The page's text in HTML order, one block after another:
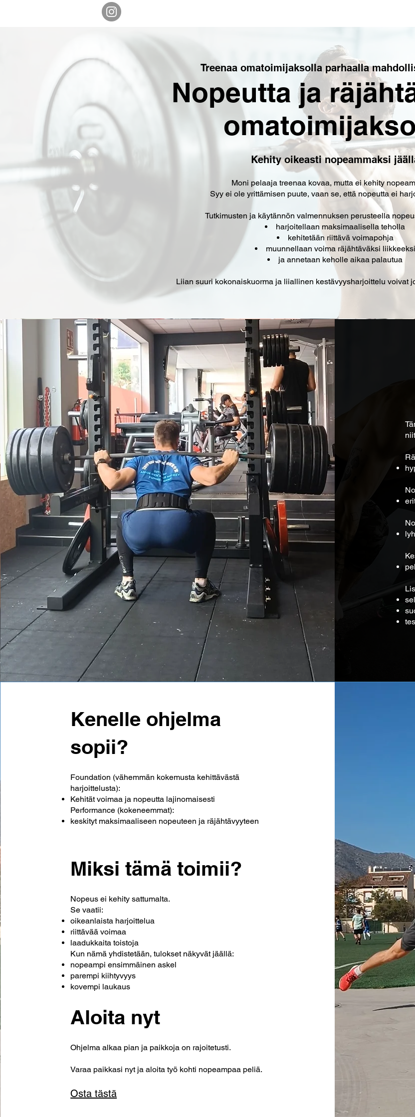
Treenaa omatoimijaksolla parhaalla
Nopeutta ja
Kehity oikeasti nopeammaksi
Moni pelaaja treenaa kovaa, mutta ei kehity
Syy ei ole yrittämisen puute, vaan se, että nopeutta ei
Tutkimusten ja käytännön valmennuksen perusteella
harjoitellaan maksimaalisella teholla
kehitetään riittävä voimapohja
muunnellaan voima räjähtäväksi liikkeeksi
ja annetaan keholle aikaa palautua
Liian suuri kokonaiskuorma ja liiallinen kestävyysharjoittelu voivat
Kenelle ohjelma
sopii?
Foundation (vähemmän kokemusta kehittävästä
harjoittelusta):
Kehität voimaa ja nopeutta lajinomaisesti
Performance (kokeneemmat):
keskityt maksimaaliseen nopeuteen ja räjähtävyyteen
Miksi tämä toimii?
Nopeus ei kehity sattumalta.
Se vaatii:
oikeanlaista harjoittelua
riittävää voimaa
laadukkaita toistoja
Kun nämä yhdistetään, tulokset näkyvät jäällä:
nopeampi ensimmäinen askel
parempi kiihtyvyys
kovempi laukaus
Aloita nyt
Ohjelma alkaa pian ja paikkoja on rajoitetusti.
Varaa paikkasi nyt ja aloita työ kohti nopeampaa peliä.
Osta tästä